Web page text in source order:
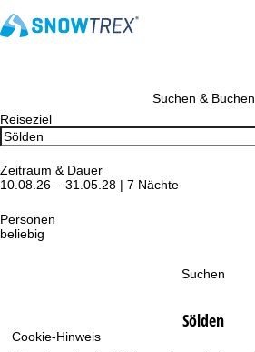
Cookie-Hinweis
Suchen & Buchen
Reiseziel
Zeitraum & Dauer
10.08.26 – 31.05.28 | 7 Nächte
Personen
beliebig
Suchen
Sölden